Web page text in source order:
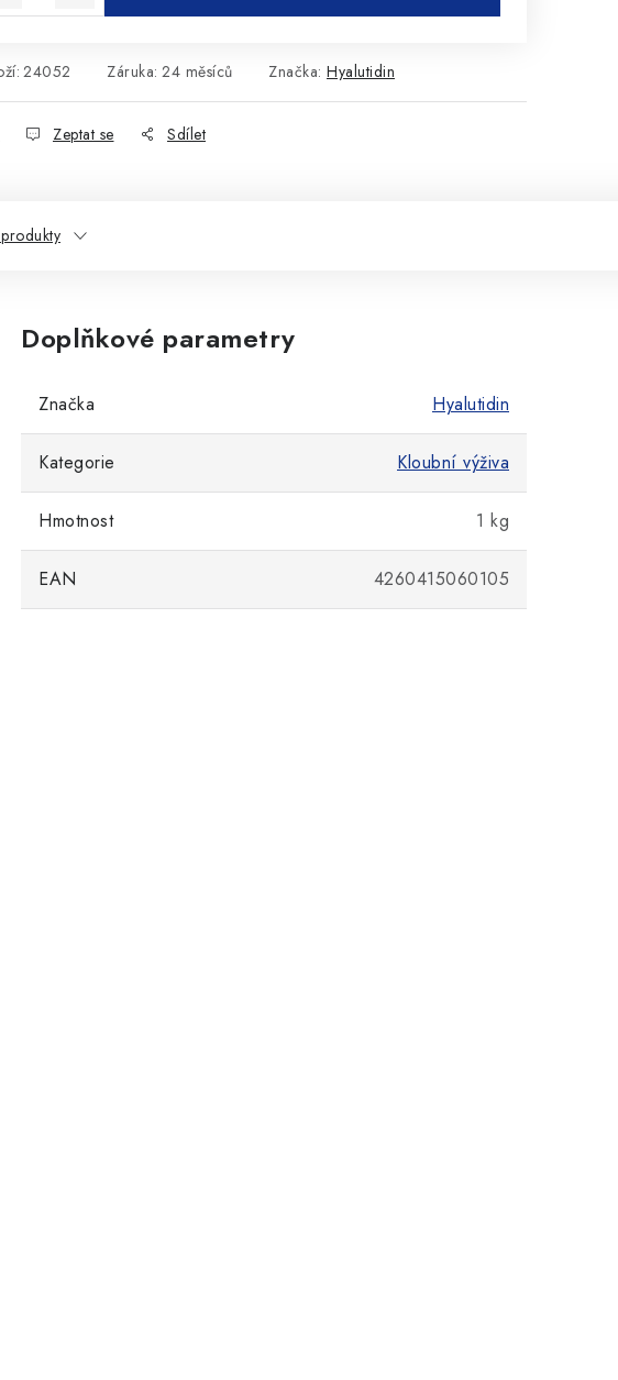
24052 Záruka: 24 měsíců Značka: Hyalutidin
Zeptat se Sdílet
Doplňkové parametry
Značka Hyalutidin
Kategorie Kloubní výživa
Hmotnost 1 kg
EAN 4260415060105